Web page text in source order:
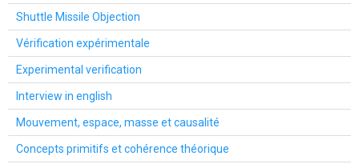
Shuttle Missile Objection
Vérification expérimentale
Experimental verification
Interview in english
Mouvement, espace, masse et causalité
Concepts primitifs et cohérence théorique